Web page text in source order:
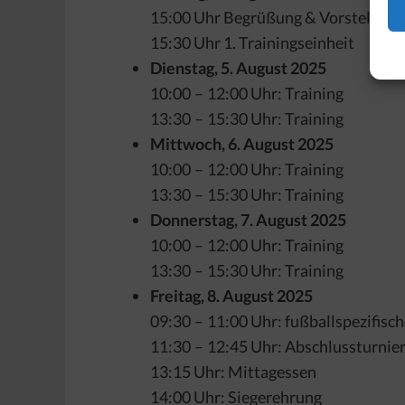
15:00 Uhr Begrüßung &
15:30 Uhr 1. Trainingseinheit
Dienstag, 5. August 2025
10:00 – 12:00 Uhr: Training
13:30 – 15:30 Uhr: Training
Mittwoch, 6. August 2025
10:00 – 12:00 Uhr: Training
13:30 – 15:30 Uhr: Training
Donnerstag, 7. August 2025
10:00 – 12:00 Uhr: Training
13:30 – 15:30 Uhr: Training
Freitag, 8. August 2025
09:30 – 11:00 Uhr:
11:30 – 12:45 Uhr:
13:15 Uhr: Mittagessen
14:00 Uhr: Siegerehrung